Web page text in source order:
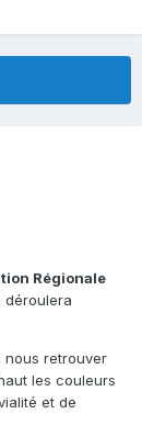
Régionale
déroulera
nous retrouver
les couleurs
et de